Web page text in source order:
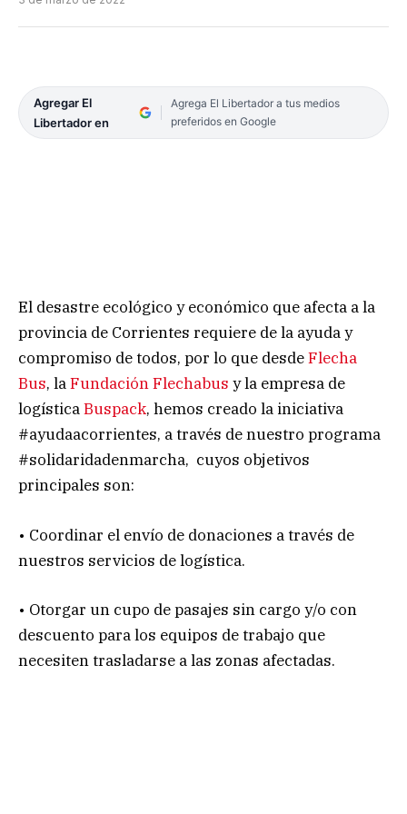
Agregar El
Libertador en
Agrega El Libertador a tus medios
preferidos en Google
El desastre ecológico y económico que afecta a la
provincia de Corrientes requiere de la ayuda y
compromiso de todos, por lo que desdeFlecha
Bus, laFundación Flechabus y la empresa de
logísticaBuspack, hemos creado la iniciativa
#ayudaacorrientes, a través de nuestro programa
#solidaridadenmarcha, cuyos objetivos
principales son:
• Coordinar el envío de donaciones a través de
nuestros servicios de logística.
• Otorgar un cupo de pasajes sin cargo y/o con
descuento para los equipos de trabajo que
necesiten trasladarse a las zonas afectadas.